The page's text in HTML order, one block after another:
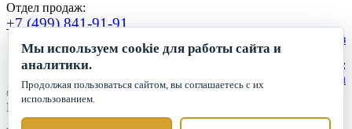
Отдел продаж:
+7 (499) 841-91-91
Сделать заказ
Круглосуточный прием заявок:
zakaz1@progress91.ru
©2019-2026. ООО «ГК Прогресс»
Все права защищены.
Мы используем cookie для работы сайта и
аналитики.
Продолжая пользоваться сайтом, вы соглашаетесь с их
использованием.